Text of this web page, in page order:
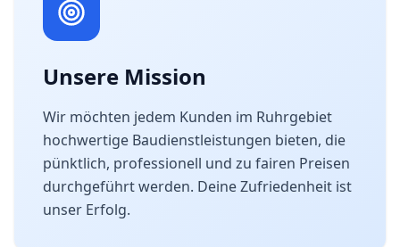
Unsere Mission
Wir möchten jedem Kunden im Ruhrgebiet
hochwertige Baudienstleistungen bieten, die
pünktlich, professionell und zu fairen Preisen
durchgeführt werden. Deine Zufriedenheit ist
unser Erfolg.